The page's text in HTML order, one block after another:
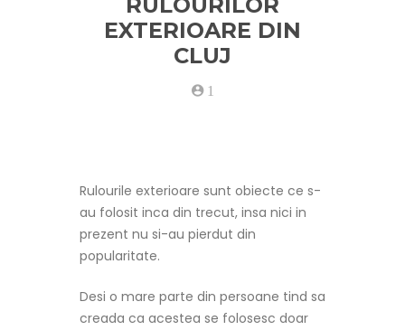
EXTERIOARE DIN
CLUJ
1
Rulourile exterioare sunt obiecte ce s-
au folosit inca din trecut, insa nici in
prezent nu si-au pierdut din
popularitate.
Desi o mare parte din persoane tind sa
creada ca acestea se folosesc doar